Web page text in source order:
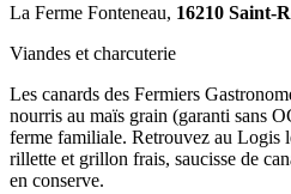
La Ferme Fonteneau, 16210 Saint-
Viandes et charcuterie
Les canards des Fermiers
nourris au maïs grain (garanti sans
ferme familiale. Retrouvez au Logis
rillette et grillon frais, saucisse de
en conserve.